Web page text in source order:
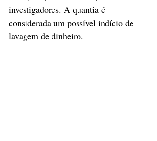
investigadores. A quantia é
considerada um possível indício de
lavagem de dinheiro.